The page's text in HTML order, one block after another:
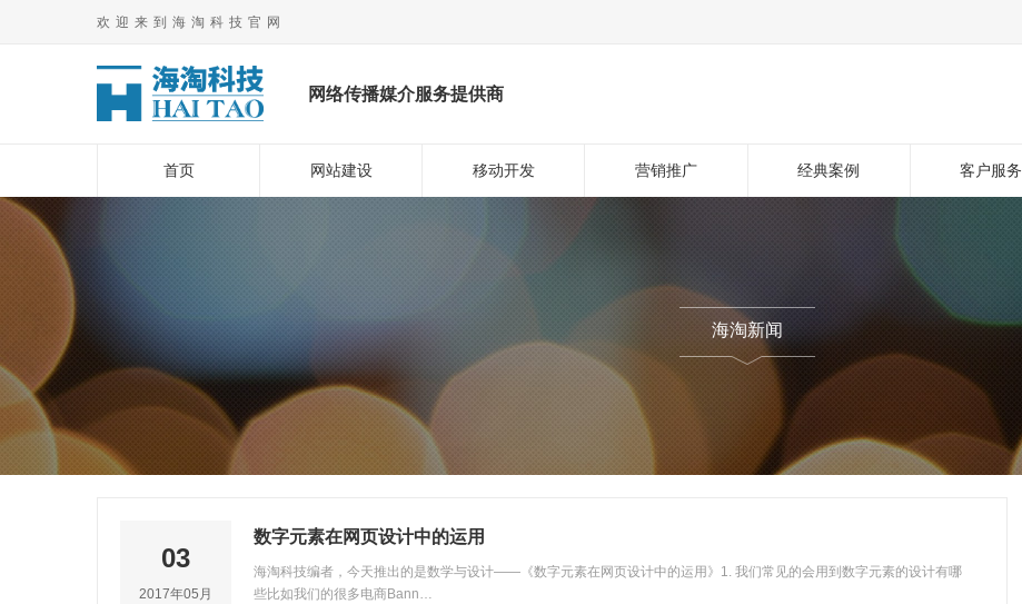
欢迎来到海淘科技官网
网络传播媒介服务提供商
首页 网站建设 移动开发 营销推广 经典案例 客户服务
海淘新闻
03
2017年05月
数字元素在网页设计中的运用
海淘科技编者，今天推出的是数学与设计——《数字元素在网页设计中的运用》1. 我们常见的会用到数字元素的设计有哪
些比如我们的很多电商Bann…